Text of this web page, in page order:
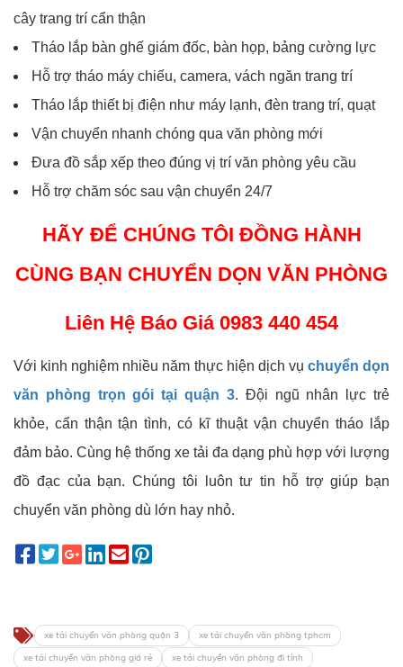
cây trang trí cẩn thận
Tháo lắp bàn ghế giám đốc, bàn họp, bảng cường lực
Hỗ trợ tháo máy chiếu, camera, vách ngăn trang trí
Tháo lắp thiết bị điện như máy lạnh, đèn trang trí, quạt
Vận chuyển nhanh chóng qua văn phòng mới
Đưa đồ sắp xếp theo đúng vị trí văn phòng yêu cầu
Hỗ trợ chăm sóc sau vận chuyển 24/7
HÃY ĐỂ CHÚNG TÔI ĐỒNG HÀNH
CÙNG BẠN CHUYỂN DỌN VĂN PHÒNG
Liên Hệ Báo Giá 0983 440 454
Với kinh nghiệm nhiều năm thực hiện dịch vụ chuyển dọn
văn phòng trọn gói tại quận 3. Đội ngũ nhân lực trẻ
khỏe, cẩn thận tận tình, có kĩ thuật vận chuyển tháo lắp
đảm bảo. Cùng hệ thống xe tải đa dạng phù hợp với lượng
đồ đạc của bạn. Chúng tôi luôn tư tin hỗ trợ giúp bạn
chuyển văn phòng dù lớn hay nhỏ.
xe tải chuyển văn phòng quận 3
xe tải chuyển văn phòng tphcm
xe tải chuyển văn phòng giá rẻ
xe tải chuyển văn phòng đi tỉnh